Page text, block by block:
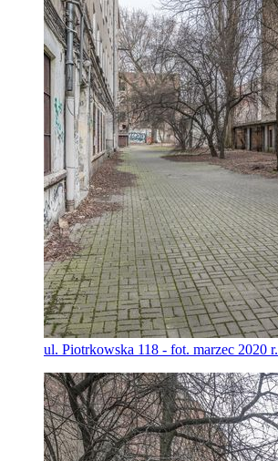
ul. Piotrkowska 118 - fot. marzec 2020 r.